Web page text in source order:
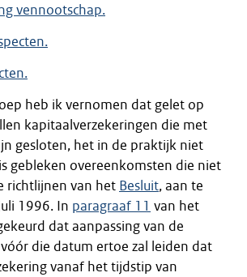
vennootschap.
heb ik vernomen dat gelet op
kapitaalverzekeringen die met
gesloten, het in de praktijk niet
gebleken overeenkomsten die niet
richtlijnen van het Besluit, aan te
1996. In paragraaf 11 van het
dat aanpassing van de
die datum ertoe zal leiden dat
vanaf het tijdstip van